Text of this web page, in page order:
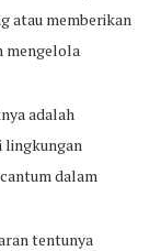
atau memberikan
mengelola
adalah
lingkungan
dalam
tentunya